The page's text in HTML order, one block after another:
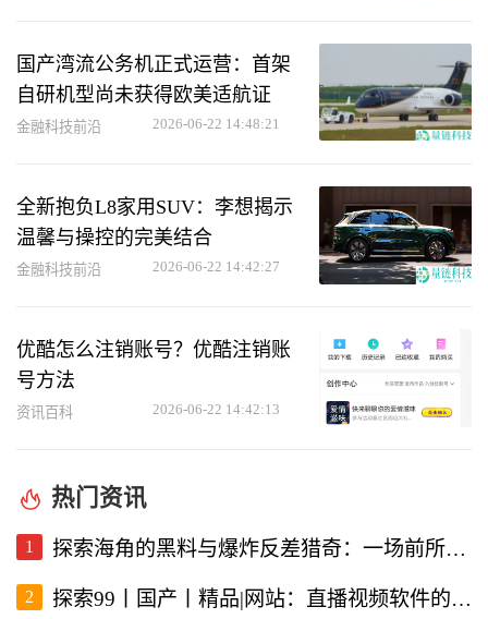
国产湾流公务机正式运营：首架
自研机型尚未获得欧美适航证
金融科技前沿 2026-06-22 14:48:21
全新抱负L8家用SUV：李想揭示
温馨与操控的完美结合
金融科技前沿 2026-06-22 14:42:27
优酷怎么注销账号？优酷注销账
号方法
资讯百科 2026-06-22 14:42:13
热门资讯
1 探索海角的黑料与爆炸反差猎奇：一场前所未有的直播视频体验
2 探索99丨国产丨精品|网站：直播视频软件的新选择